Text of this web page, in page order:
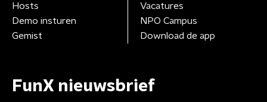
Hosts
Demo insturen
Gemist
Vacatures
NPO Campus
Download de app
FunX nieuwsbrief